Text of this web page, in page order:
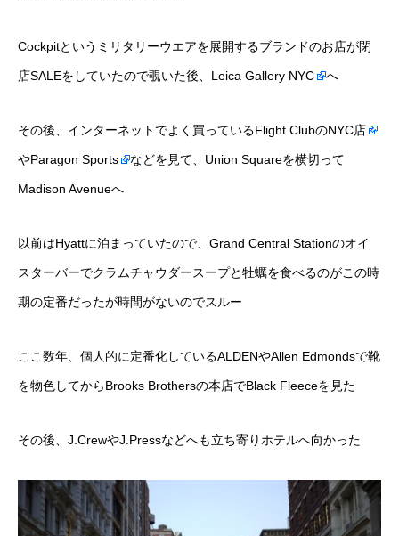
Cockpitというミリタリーウエアを展開するブランドのお店が閉
店SALEをしていたので覗いた後、 Leica Gallery NYC へ
その後、インターネットでよく買っているFlight ClubのNYC店
やParagon Sports などを見て、Union Squareを横切って
Madison Avenueへ
以前はHyattに泊まっていたので、Grand Central Stationのオイ
スターバーでクラムチャウダースープと牡蠣を食べるのがこの時
期の定番だったが時間がないのでスルー
ここ数年、個人的に定番化しているALDENやAllen Edmondsで靴
を物色してからBrooks Brothersの本店でBlack Fleeceを見た
その後、J.CrewやJ.Pressなどへも立ち寄りホテルへ向かった